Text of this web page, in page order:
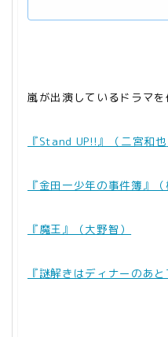
嵐が出演しているドラマ
『Stand UP!!』（二宮和也
『金田一少年の事件簿』（
『魔王』（大野智）
『謎解きはディナーのあと